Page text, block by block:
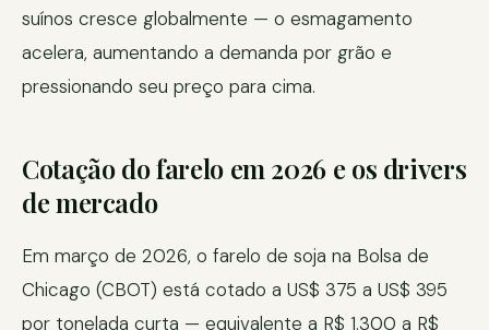
suínos cresce globalmente — o esmagamento
acelera, aumentando a demanda por grão e
pressionando seu preço para cima.
Cotação do farelo em 2026 e os drivers
de mercado
Em março de 2026, o farelo de soja na Bolsa de
Chicago (CBOT) está cotado a US$ 375 a US$ 395
por tonelada curta — equivalente a R$ 1.300 a R$